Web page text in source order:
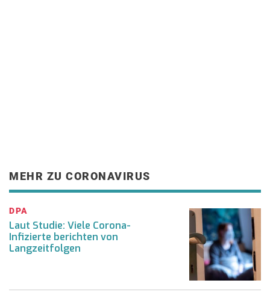
MEHR ZU CORONAVIRUS
DPA
Laut Studie: Viele Corona-
Infizierte berichten von
Langzeitfolgen